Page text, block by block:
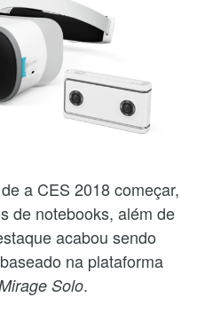
a CES 2018 começar,
de notebooks, além de
acabou sendo
na plataforma
Solo.